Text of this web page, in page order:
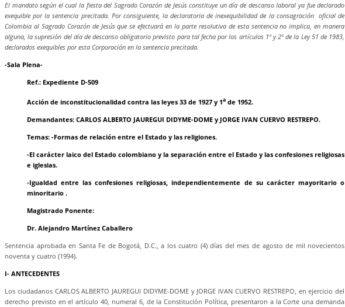
El mandato según el cual la fiesta del Sagrado Corazón de Jesús constituye un día de descanso laboral ya fue declarado
exequible por la sentencia precitada. Por consiguiente, la declaratoria de inexequibilidad de la consagración oficial de
Colombia al Sagrado Corazón de Jesús que se efectuará en la parte resolutiva de esta sentencia no implica, en manera
alguna, la supresión del día de descanso obligatorio previsto para tal fecha por los artículos 1º y 2º de la Ley 51 de 1983,
declarados exequibles por esta Corporación en la sentencia precitada.
-Sala Plena-
Ref.: Expediente D-509
Acción de inconstitucionalidad contra las leyes 33 de 1927 y 1ade 1952.
Demandantes: CARLOS ALBERTO JAUREGUI DIDYME-DOME y JORGE IVAN CUERVO RESTREPO.
Temas: -Formas de relación entre el Estado y las religiones.
-El carácter laico del Estado colombiano y la separación entre el Estado y las confesiones religiosas
e iglesias.
-Igualdad entre las confesiones religiosas, independientemente de su carácter mayoritario o
minoritario .
Magistrado Ponente:
Dr. Alejandro Martínez Caballero
Sentencia aprobada en Santa Fe de Bogotá, D.C., a los cuatro (4) días del mes de agosto de mil novecientos
noventa y cuatro (1994).
I- ANTECEDENTES
Los ciudadanos CARLOS ALBERTO JAUREGUI DIDYME-DOME y JORGE IVAN CUERVO RESTREPO, en ejercicio del
derecho previsto en el artículo 40, numeral 6, de la Constitución Política, presentaron a la Corte una demanda